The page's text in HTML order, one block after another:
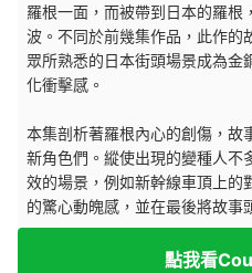
羅根一面，而被帶到日本的羅根
波。不同於前幾集作品，此作的
眾所熟悉的日本街頭場景成為金
化衝擊感。
本集剖析著羅根內心的創傷，故
新角色們。縱使出現的變種人不
效的場景，例如新幹線車頂上的
的驚心動魄感，並在最後將故事
點我看